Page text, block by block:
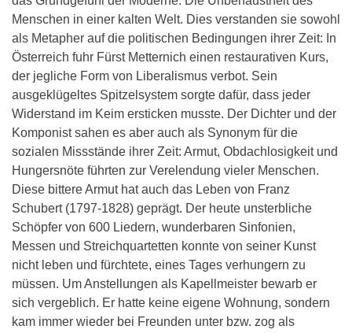
Menschen in einer kalten Welt. Dies verstanden sie sowohl
als Metapher auf die politischen Bedingungen ihrer Zeit: In
Österreich fuhr Fürst Metternich einen restaurativen Kurs,
der jegliche Form von Liberalismus verbot. Sein
ausgeklügeltes Spitzelsystem sorgte dafür, dass jeder
Widerstand im Keim ersticken musste. Der Dichter und der
Komponist sahen es aber auch als Synonym für die
sozialen Missstände ihrer Zeit: Armut, Obdachlosigkeit und
Hungersnöte führten zur Verelendung vieler Menschen.
Diese bittere Armut hat auch das Leben von Franz
Schubert (1797-1828) geprägt. Der heute unsterbliche
Schöpfer von 600 Liedern, wunderbaren Sinfonien,
Messen und Streichquartetten konnte von seiner Kunst
nicht leben und fürchtete, eines Tages verhungern zu
müssen. Um Anstellungen als Kapellmeister bewarb er
sich vergeblich. Er hatte keine eigene Wohnung, sondern
kam immer wieder bei Freunden unter bzw. zog als